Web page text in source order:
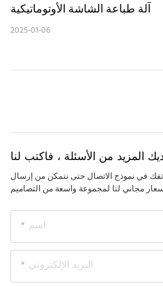
آلة طباعة الشاشة الأوتوماتيكية
2025-01-06
المزيد من الأسئلة ، فاكتب لنا
في نموذج الاتصال حتى نتمكن من إرسال
اسم
البريد الإلكتروني